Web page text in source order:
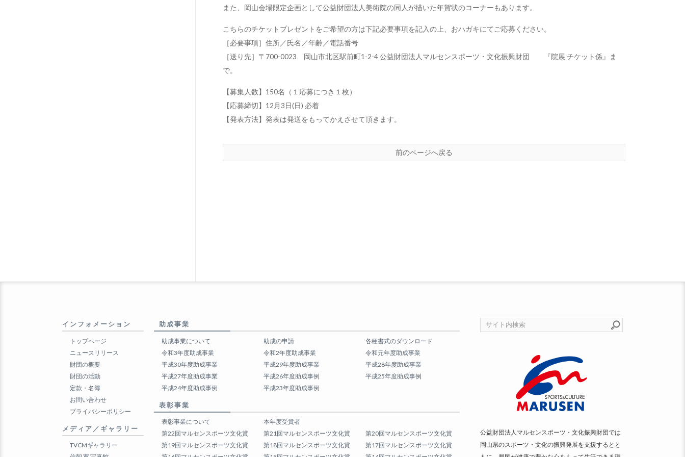
また、岡山会場限定企画として公益財団法人美術院の同人が描いた年賀状のコーナーもあります。
こちらのチケットプレゼントをご希望の方は下記必要事項を記入の上、おハガキにてご応募ください。
［必要事項］住所／氏名／年齢／電話番号
［送り先］〒700-0023 岡山市北区駅前町1-2-4 公益財団法人マルセンスポーツ・文化振興財団 『院展 チケット係』ま
で。
【募集人数】150名（１応募につき１枚）
【応募締切】12月3日(日) 必着
【発表方法】発表は発送をもってかえさせて頂きます。
前のページへ戻る
インフォメーション
トップページ
ニュースリリース
財団の概要
財団の活動
定款・名簿
お問い合わせ
プライバシーポリシー
メディア／ギャラリー
TVCMギャラリー
助成事業
助成事業について 助成の申請
各種書式のダウンロード
令和3年度助成事業
令和2年度助成事業
令和元年度助成事業
平成30年度助成事業
平成29年度助成事業
平成28年度助成事業
平成27年度助成事業
平成26年度助成事例
平成25年度助成事例
平成24年度助成事例
平成23年度助成事例
表彰事業
表彰事業について
本年度受賞者
第22回マルセンスポーツ文化賞
第21回マルセンスポーツ文化賞
第20回マルセンスポーツ文化賞
第19回マルセンスポーツ文化賞
第18回マルセンスポーツ文化賞
第17回マルセンスポーツ文化賞
公益財団法人マルセンスポーツ・文化振興財団では
岡山県のスポーツ・文化の振興発展を支援するとと